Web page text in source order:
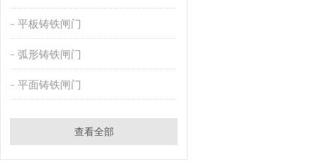
平板铸铁闸门
弧形铸铁闸门
平面铸铁闸门
查看全部